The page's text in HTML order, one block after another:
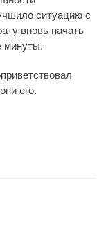
ситуацию с
вновь начать
минуты.
его.